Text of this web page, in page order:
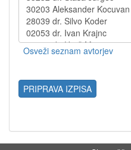
PRIPRAVA IZPISA